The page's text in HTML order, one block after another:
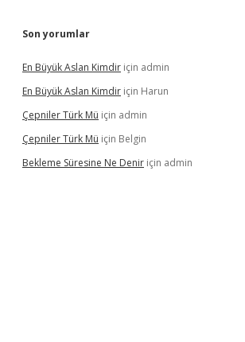
Son yorumlar
En Büyük Aslan Kimdir için admin
En Büyük Aslan Kimdir için Harun
Çepniler Türk Mü için admin
Çepniler Türk Mü için Belgin
Bekleme Süresine Ne Denir için admin